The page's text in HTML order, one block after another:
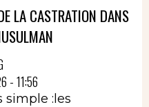
LA CASTRATION DANS
- 11:56
simple :les